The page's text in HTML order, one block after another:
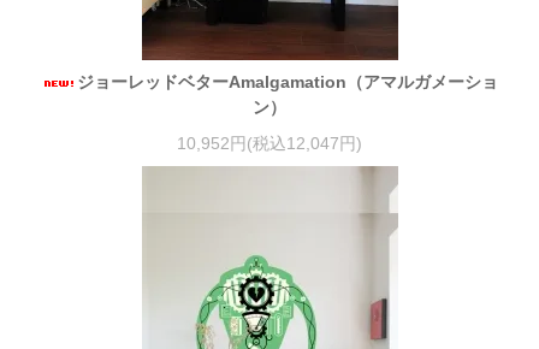
ジョーレッドベターAmalgamation（アマルガメーショ
ン）
10,952円(税込12,047円)